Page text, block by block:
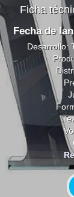
Ficha
Fecha de
Desarrollo: